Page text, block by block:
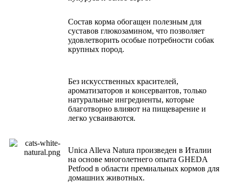
Состав корма обогащен полезным для
суставов глюкозамином, что позволяет
удовлетворить особые потребности собак
крупных пород.
Без искусственных красителей,
ароматизаторов и консервантов, только
натуральные ингредиенты, которые
благотворно влияют на пищеварение и
легко усваиваются.
Unica Alleva Natura произведен в Италии
на основе многолетнего опыта GHEDA
Petfood в области премиальных кормов для
домашних животных.